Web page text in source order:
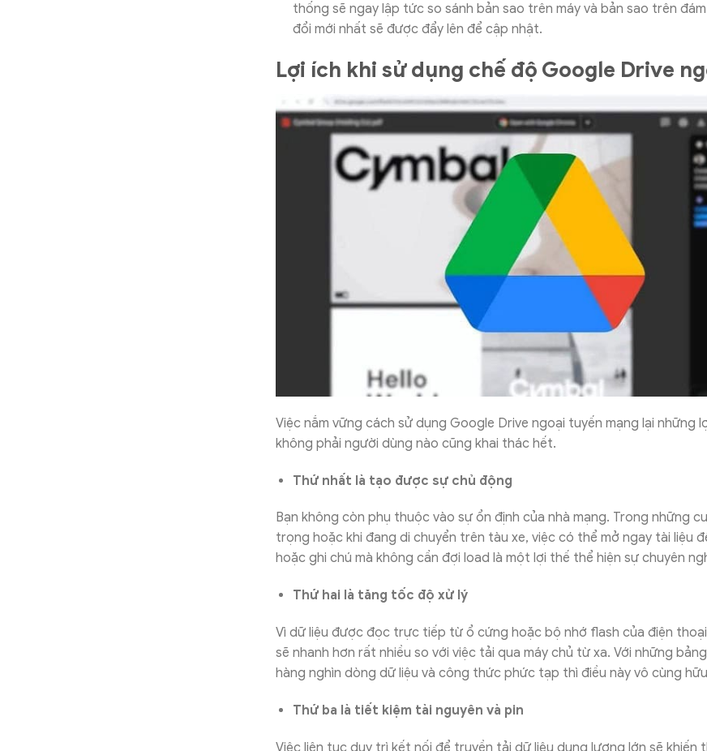
thống sẽ ngay lập tức so sánh bản sao trên máy và bản sao trên
đổi mới nhất sẽ được đẩy lên để cập nhật.
Lợi ích khi sử dụng chế độ Google Drive
Việc nắm vững cách sử dụng Google Drive ngoại tuyến mạng lại những
không phải người dùng nào cũng khai thác hết.
Thứ nhất là tạo được sự chủ động
Bạn không còn phụ thuộc vào sự ổn định của nhà mạng. Trong những
trọng hoặc khi đang di chuyển trên tàu xe, việc có thể mở ngay tài liệu
hoặc ghi chú mà không cần đợi load là một lợi thế thể hiện sự chuyên
Thứ hai là tăng tốc độ xử lý
Vì dữ liệu được đọc trực tiếp từ ổ cứng hoặc bộ nhớ flash của điện
sẽ nhanh hơn rất nhiều so với việc tải qua máy chủ từ xa. Với những
hàng nghìn dòng dữ liệu và công thức phức tạp thì điều này vô cùng
Thứ ba là tiết kiệm tài nguyên và pin
Việc liên tục duy trì kết nối để truyền tải dữ liệu dung lượng lớn sẽ khiến